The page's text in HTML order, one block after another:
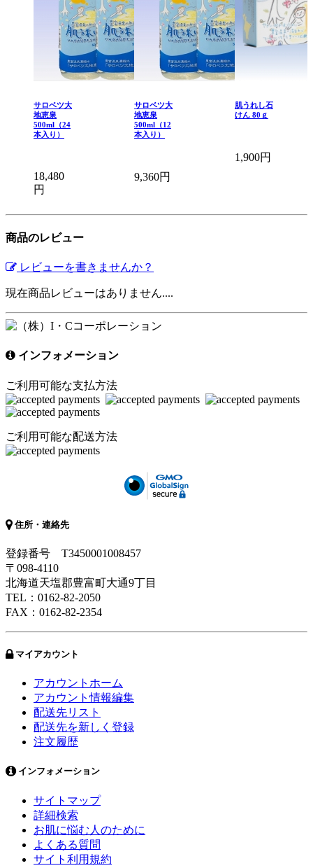
サロベツ大
地恵泉
500ml（24
本入り）
18,480
円
サロベツ大
地恵泉
500ml（12
本入り）
9,360円
肌うれし石
けん 80ｇ
1,900円
商品のレビュー
レビューを書きませんか？
現在商品レビューはありません....
インフォメーション
ご利用可能な支払方法
ご利用可能な配送方法
住所・連絡先
登録番号 T3450001008457
〒098-4110
北海道天塩郡豊富町大通9丁目
TEL：0162-82-2050
FAX：0162-82-2354
マイアカウント
アカウントホーム
アカウント情報編集
配送先リスト
配送先を新しく登録
注文履歴
インフォメーション
サイトマップ
詳細検索
お肌に悩む人のために
よくある質問
サイト利用規約